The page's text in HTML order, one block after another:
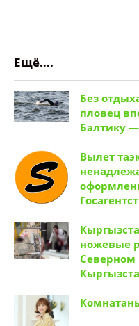
Ещё….
Без
пловец
Балтику —
Вылет
ножевые
Северном